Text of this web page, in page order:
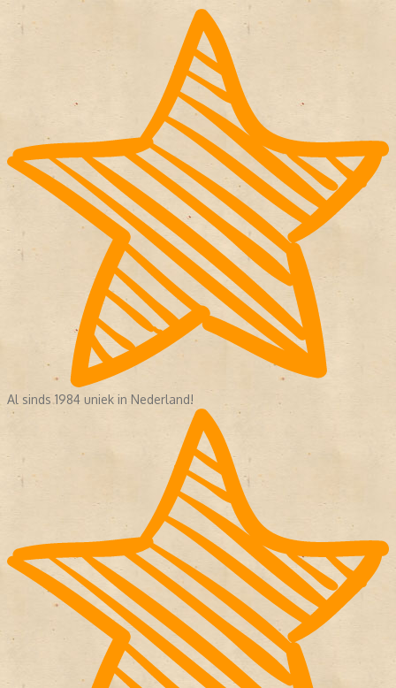
Al sinds 1984 uniek in Nederland!